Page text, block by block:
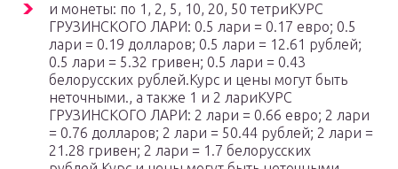
и монеты: по 1, 2, 5, 10, 20, 50 тетриКУРС
ГРУЗИНСКОГО ЛАРИ: 0.5 лари = 0.17 евро; 0.5
лари = 0.19 долларов; 0.5 лари = 12.61 рублей;
0.5 лари = 5.32 гривен; 0.5 лари = 0.43
белорусских рублей.Курс и цены могут быть
неточными., а также 1 и 2 лариКУРС
ГРУЗИНСКОГО ЛАРИ: 2 лари = 0.66 евро; 2 лари
= 0.76 долларов; 2 лари = 50.44 рублей; 2 лари =
21.28 гривен; 2 лари = 1.7 белорусских